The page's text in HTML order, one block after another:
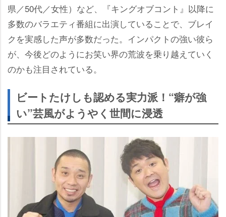
県／50代／女性）など、『キングオブコント』以降に
多数のバラエティ番組に出演していることで、ブレイ
クを実感した声が多数だった。インパクトの強い彼ら
が、今後どのようにお笑い界の荒波を乗り越えていく
のかも注目されている。
ビートたけしも認める実力派！“癖が強
い”芸風がようやく世間に浸透